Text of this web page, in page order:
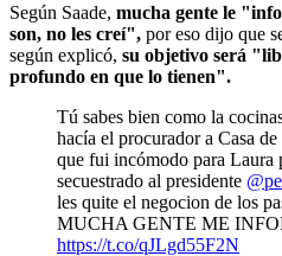
Según Saade, mucha gente le
son, no les creí", por eso dijo que
según explicó, su objetivo será
profundo en que lo tienen".
Tú sabes bien como la
hacía el procurador a Casa
que fui incómodo para Laura
secuestrado al presidente
les quite el negocion de los
MUCHA GENTE ME
https://t.co/qJLgd55F2N